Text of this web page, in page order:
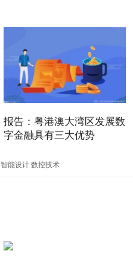
报告：粤港澳大湾区发展数
字金融具有三大优势
智能设计 数控技术